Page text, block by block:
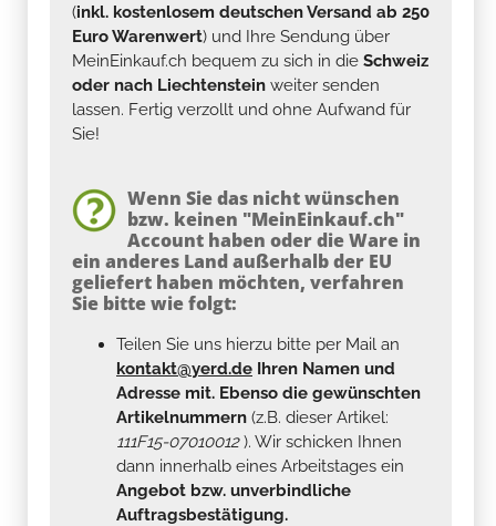
(inkl. kostenlosem deutschen Versand ab 250
Euro Warenwert) und Ihre Sendung über
MeinEinkauf.ch bequem zu sich in die Schweiz
oder nach Liechtenstein weiter senden
lassen. Fertig verzollt und ohne Aufwand für
Sie!
Wenn Sie das nicht wünschen
bzw. keinen "MeinEinkauf.ch"
Account haben oder die Ware in
ein anderes Land außerhalb der EU
geliefert haben möchten, verfahren
Sie bitte wie folgt:
Teilen Sie uns hierzu bitte per Mail an
kontakt@yerd.de Ihren Namen und
Adresse mit. Ebenso die gewünschten
Artikelnummern (z.B. dieser Artikel:
111F15-07010012). Wir schicken Ihnen
dann innerhalb eines Arbeitstages ein
Angebot bzw. unverbindliche
Auftragsbestätigung.